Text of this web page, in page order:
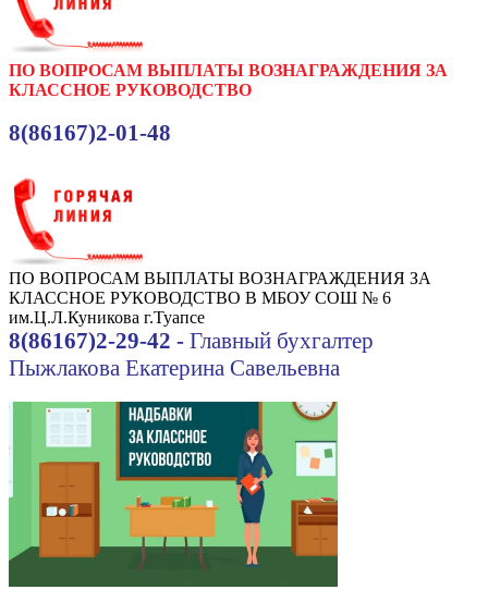
ПО ВОПРОСАМ ВЫПЛАТЫ ВОЗНАГРАЖДЕНИЯ ЗА
КЛАССНОЕ РУКОВОДСТВО
8(86167)2-01-48
ПО ВОПРОСАМ ВЫПЛАТЫ ВОЗНАГРАЖДЕНИЯ ЗА
КЛАССНОЕ РУКОВОДСТВО В МБОУ СОШ № 6
им.Ц.Л.Куникова г.Туапсе
8(86167)2-29-42 - Главный бухгалтер
Пыжлакова Екатерина Савельевна